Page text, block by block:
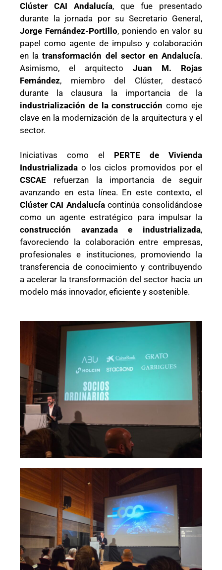
Clúster CAI Andalucía, que fue presentado
durante la jornada por su Secretario General,
Jorge Fernández-Portillo, poniendo en valor su
papel como agente de impulso y colaboración
en latransformación del sector en Andalucía.
Asimismo, el arquitecto Juan M. Rojas
Fernández, miembro del Clúster, destacó
durante la clausura la importancia de la
industrialización de la construcción como eje
clave en la modernización de la arquitectura y el
sector.
Iniciativas como el PERTE de Vivienda
Industrializada o los ciclos promovidos por el
CSCAE refuerzan la importancia de seguir
avanzando en esta línea. En este contexto, el
Clúster CAI Andalucíacontinúa consolidándose
como un agente estratégico para impulsar la
construcción avanzada e industrializada,
favoreciendo la colaboración entre empresas,
profesionales e instituciones, promoviendo la
transferencia de conocimiento y contribuyendo
a acelerar la transformación del sector hacia un
modelo más innovador, eficiente y sostenible.